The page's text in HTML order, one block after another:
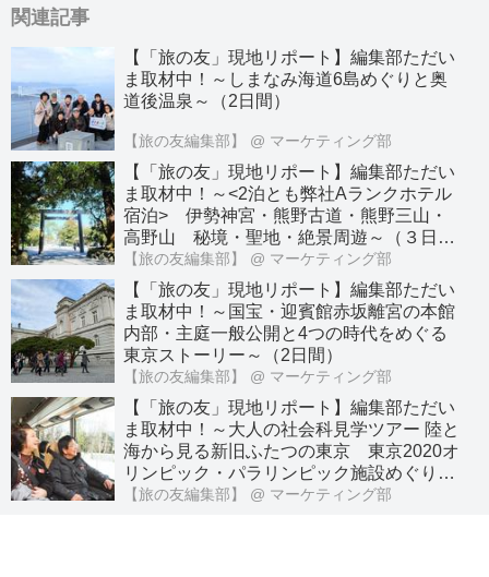
関連記事
【「旅の友」現地リポート】編集部ただい
ま取材中！～しまなみ海道6島めぐりと奥
道後温泉～（2日間）
【旅の友編集部】 @ マーケティング部
【「旅の友」現地リポート】編集部ただい
ま取材中！～<2泊とも弊社Aランクホテル
宿泊> 伊勢神宮・熊野古道・熊野三山・
高野山 秘境・聖地・絶景周遊～（３日
間）
【旅の友編集部】 @ マーケティング部
【「旅の友」現地リポート】編集部ただい
ま取材中！～国宝・迎賓館赤坂離宮の本館
内部・主庭一般公開と4つの時代をめぐる
東京ストーリー～（2日間）
【旅の友編集部】 @ マーケティング部
【「旅の友」現地リポート】編集部ただい
ま取材中！～大人の社会科見学ツアー 陸と
海から見る新旧ふたつの東京 東京2020オ
リンピック・パラリンピック施設めぐり～
（日帰り）
【旅の友編集部】 @ マーケティング部